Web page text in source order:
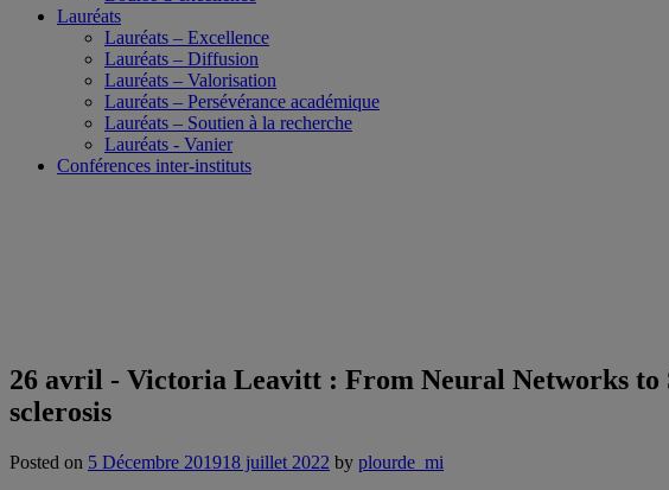
Lauréats
Lauréats – Excellence
Lauréats – Diffusion
Lauréats – Valorisation
Lauréats – Persévérance académique
Lauréats – Soutien à la recherche
Lauréats - Vanier
Conférences inter-instituts
26 avril - Victoria Leavitt : From Neural Networks to
sclerosis
Posted on 5 Décembre 201918 juillet 2022 by plourde_mi